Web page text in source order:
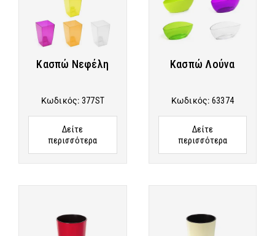
Κασπώ Νεφέλη
Κωδικός: 377ST
Δείτε
περισσότερα
Κασπώ Λούνα
Κωδικός: 63374
Δείτε
περισσότερα